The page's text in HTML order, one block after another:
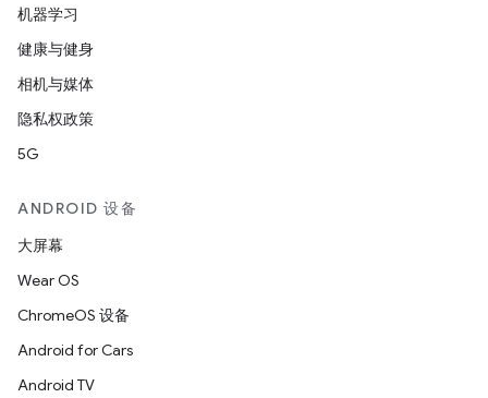
机器学习
健康与健身
相机与媒体
隐私权政策
5G
ANDROID 设备
大屏幕
Wear OS
ChromeOS 设备
Android for Cars
Android TV